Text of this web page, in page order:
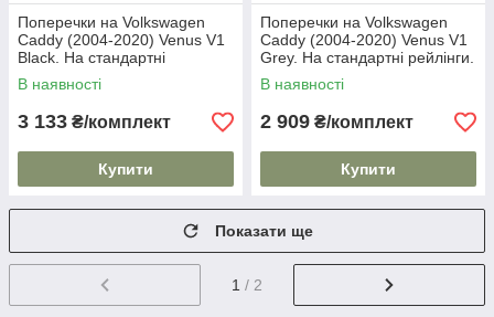
Поперечки на Volkswagen
Caddy (2004-2020) Venus V1
Black. На стандартні
рейлінги. Без замка. Чорні
В наявності
3 133 ₴/комплект
Купити
Поперечки на Volkswagen
Caddy (2004-2020) Venus V1
Grey. На стандартні рейлінги.
Без замка. Сірі
В наявності
2 909 ₴/комплект
Купити
Показати ще
1 / 2